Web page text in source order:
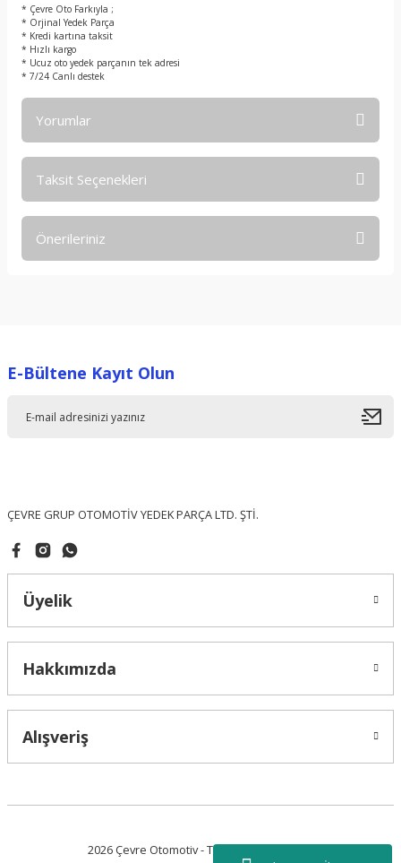
* Çevre Oto Farkıyla ;
* Orjinal Yedek Parça
* Kredi kartına taksit
* Hızlı kargo
* Ucuz oto yedek parçanın tek adresi
* 7/24 Canlı destek
Yorumlar
Taksit Seçenekleri
Önerileriniz
Ürün resmi kalitesiz, bozuk veya görüntülenemiyor.
E-Bültene Kayıt Olun
ÇEVRE GRUP OTOMOTİV YEDEK PARÇA LTD. ŞTİ.
Üyelik
Hakkımızda
Alışveriş
2026 Çevre Otomotiv - Tüm Hakları Saklıdır.